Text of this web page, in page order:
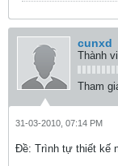
cunxd
Thành
Tham
31-03-2010, 07:14 PM
Ðề: Trình tự thiết kế